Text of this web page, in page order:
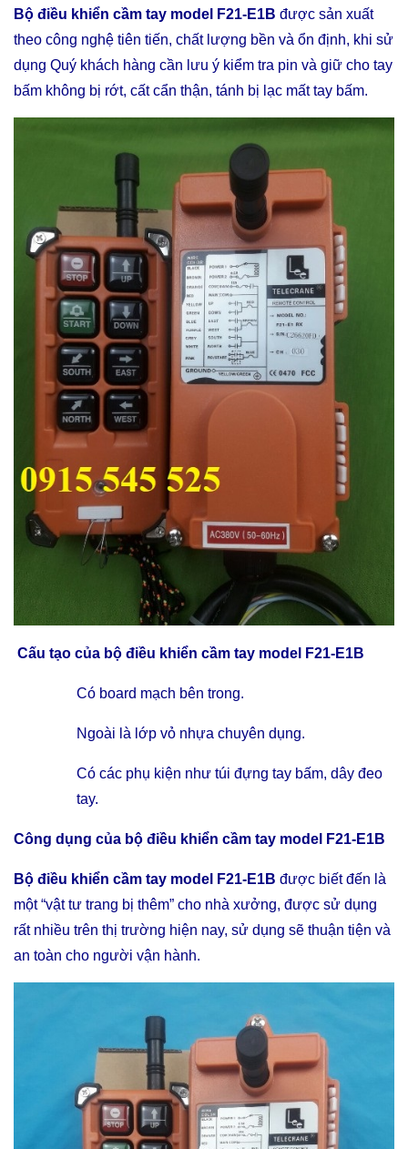
Bộ điều khiển cầm tay model F21-E1B được sản xuất
theo công nghệ tiên tiến, chất lượng bền và ổn định, khi sử
dụng Quý khách hàng cần lưu ý kiểm tra pin và giữ cho tay
bấm không bị rớt, cất cẩn thận, tánh bị lạc mất tay bấm.
Cấu tạo của bộ điều khiển cầm tay model F21-E1B
Có board mạch bên trong.
Ngoài là lớp vỏ nhựa chuyên dụng.
Có các phụ kiện như túi đựng tay bấm, dây đeo
tay.
Công dụng của bộ điều khiển cầm tay model F21-E1B
Bộ điều khiển cầm tay model F21-E1B được biết đến là
một “vật tư trang bị thêm” cho nhà xưởng, được sử dụng
rất nhiều trên thị trường hiện nay, sử dụng sẽ thuận tiện và
an toàn cho người vận hành.